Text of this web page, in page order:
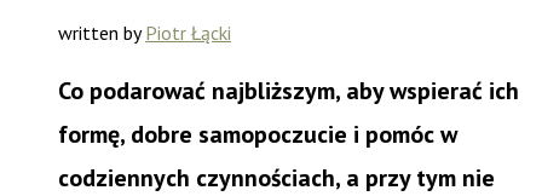
written byPiotr Łącki
Co podarować najbliższym, aby wspierać ich
formę, dobre samopoczucie i pomóc w
codziennych czynnościach, a przy tym nie